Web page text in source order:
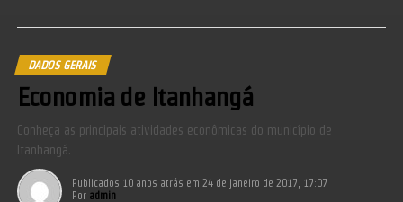
DADOS GERAIS
Economia de Itanhangá
Conheça as principais atividades econômicas do município de
Itanhangá.
Publicados 10 anos atrás em 24 de janeiro de 2017, 17:07
Por admin